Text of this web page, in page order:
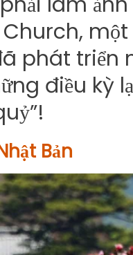
phát triển
điều kỳ
Bản